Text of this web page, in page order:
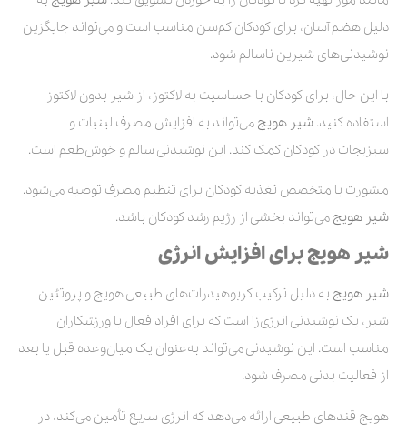
دلیل هضم آسان، برای کودکان کم‌سن مناسب است و می‌تواند جایگزین
نوشیدنی‌های شیرین ناسالم شود.
با این حال، برای کودکان با حساسیت به لاکتوز، از شیر بدون لاکتوز
استفاده کنید. شیر هویج می‌تواند به افزایش مصرف لبنیات و
سبزیجات در کودکان کمک کند. این نوشیدنی سالم و خوش‌طعم است.
مشورت با متخصص تغذیه کودکان برای تنظیم مصرف توصیه می‌شود.
شیر هویج می‌تواند بخشی از رژیم رشد کودکان باشد.
شیر هویج برای افزایش انرژی
شیر هویج به دلیل ترکیب کربوهیدرات‌های طبیعی هویج و پروتئین
شیر، یک نوشیدنی انرژی‌زا است که برای افراد فعال یا ورزشکاران
مناسب است. این نوشیدنی می‌تواند به‌عنوان یک میان‌وعده قبل یا بعد
از فعالیت بدنی مصرف شود.
هویج قندهای طبیعی ارائه می‌دهد که انرژی سریع تأمین می‌کند، در